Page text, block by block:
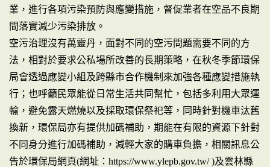
業，進行各項污染預防與應變措施，督促業者在空品不良期
間落實減少污染排放。
空污治理沒有萬靈丹，面對不同的空污問題需要不同的方
法，相對於要求公私場所改善的長期策略，在秋冬季節環保
局會透過應變小組及跨縣市合作機制來加強各種應變措施執
行；也呼籲民眾能從日常生活共同幫忙，包括多利用大眾運
輸，避免露天燃燒以及採取環保祭祀等，同時針對機車汰舊
換新，環保局亦有提供加碼補助，期能在有限的資源下針對
不同身分進行加碼補助，減輕大家的購車負擔，相關訊息公
告於環保局網頁(網址：https://www.ylepb.gov.tw/ )及雲林縣